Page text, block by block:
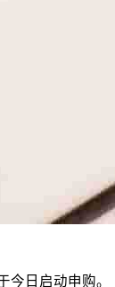
今日启动申购。